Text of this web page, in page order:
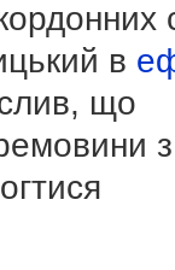
в
що
з